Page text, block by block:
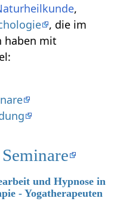
,
, die im
haben mit
und Hypnose in
- Yogatherapeuten